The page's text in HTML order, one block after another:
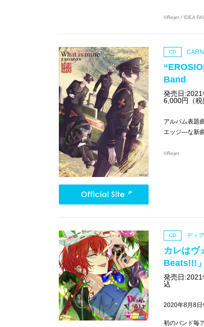
©Rejet / IDEA
CD
Band
発売日:2021
6,000円（税
アルバム表題
エッジ―な新
©Rejet
CD ディ
カレはヴ
Beats!!!
発売日:2021
込
2020年8月8日
初のバンド毎